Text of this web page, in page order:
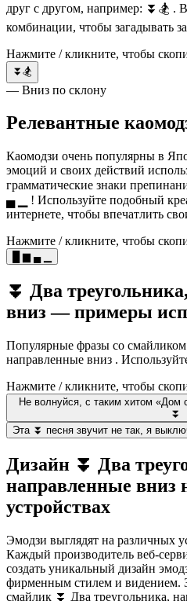
друг с другом, например: ⏬🏂 .
комбинации, чтобы загадывать
Нажмите / кликните, чтобы
⏬🏂
— Вниз по склону
Релевантные
Каомодзи очень популярны в
эмоций и своих действий
грамматические знаки
▄ ▁ ! Используйте подобный
интернете, чтобы впечатлить
Нажмите / кликните, чтобы
█ ▆ ▄ ▁
⏬ Два
вниз — примеры
Популярные фразы со
направленные вниз .
Нажмите / кликните, чтобы
Не волнуйся, с таким хитом «Дом
⏬
Эта ⏬ песня звучит не так, я
Дизайн ⏬ Два
направленные вниз
устройствах
Эмодзи выглядят на различных
Каждый производитель веб-
создать уникальный дизайн
фирменным стилем и видением.
смайлик ⏬ Два треугольника,